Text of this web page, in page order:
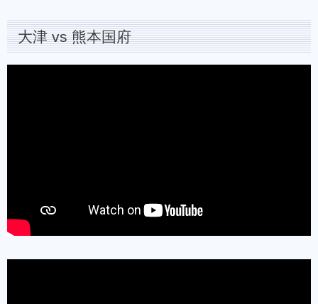
大津 vs 熊本国府